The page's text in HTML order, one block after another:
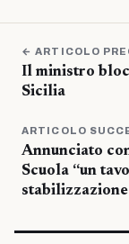
← ARTICOLO
Il ministro
Sicilia
ARTICOLO
Annunciato
Scuola “un